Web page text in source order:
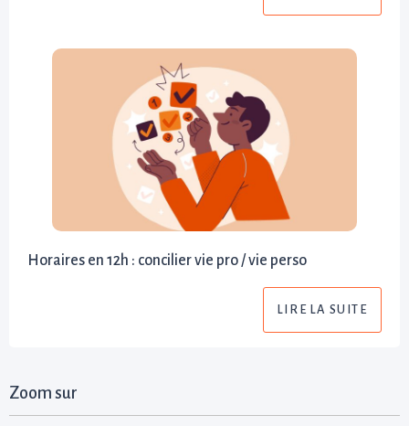
Horaires en 12h : concilier vie pro / vie perso
LIRE LA SUITE
Zoom sur